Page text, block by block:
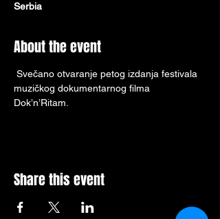
Serbia
About the event
Svečano otvaranje petog izdanja festivala
muzičkog dokumentarnog filma
Dok’n’Ritam.
Share this event